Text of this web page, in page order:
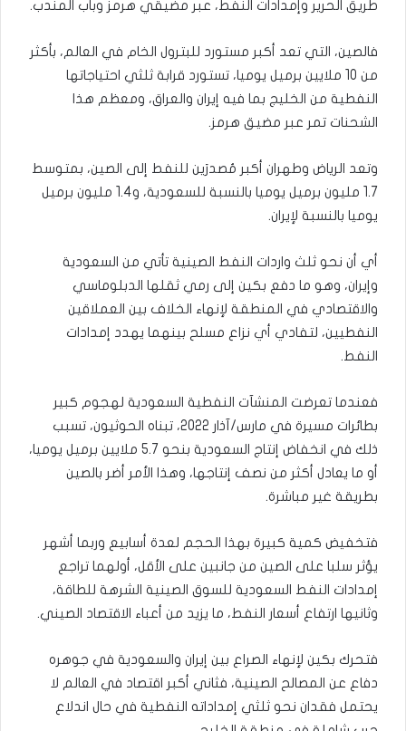
طريق الحرير وإمدادات النفط، عبر مضيقي هرمز وباب المندب.
فالصين، التي تعد أكبر مستورد للبترول الخام في العالم، بأكثر
من 10 ملايين برميل يوميا، تستورد قرابة ثلثي احتياجاتها
النفطية من الخليج بما فيه إيران والعراق، ومعظم هذا
الشحنات تمر عبر مضيق هرمز.
وتعد الرياض وطهران أكبر مُصدرَين للنفط إلى الصين، بمتوسط
1.7 مليون برميل يوميا بالنسبة للسعودية، و1.4 مليون برميل
يوميا بالنسبة لإيران.
أي أن نحو ثلث واردات النفط الصينية تأتي من السعودية
وإيران، وهو ما دفع بكين إلى رمي ثقلها الدبلوماسي
والاقتصادي في المنطقة لإنهاء الخلاف بين العملاقين
النفطيين، لتفادي أي نزاع مسلح بينهما يهدد إمدادات
النفط.
فعندما تعرضت المنشآت النفطية السعودية لهجوم كبير
بطائرات مسيرة في مارس/آذار 2022، تبناه الحوثيون، تسبب
ذلك في انخفاض إنتاج السعودية بنحو 5.7 ملايين برميل يوميا،
أو ما يعادل أكثر من نصف إنتاجها، وهذا الأمر أضر بالصين
بطريقة غير مباشرة.
فتخفيض كمية كبيرة بهذا الحجم لعدة أسابيع وربما أشهر
يؤثر سلبا على الصين من جانبين على الأقل، أولهما تراجع
إمدادات النفط السعودية للسوق الصينية الشرهة للطاقة،
وثانيها ارتفاع أسعار النفط، ما يزيد من أعباء الاقتصاد الصيني.
فتحرك بكين لإنهاء الصراع بين إيران والسعودية في جوهره
دفاع عن المصالح الصينية، فثاني أكبر اقتصاد في العالم لا
يحتمل فقدان نحو ثلثي إمداداته النفطية في حال اندلاع